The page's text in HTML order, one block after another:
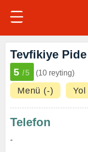
Tevfikiye Pide
5 /5 (10 reyting)
Menü (-)
Telefon
-